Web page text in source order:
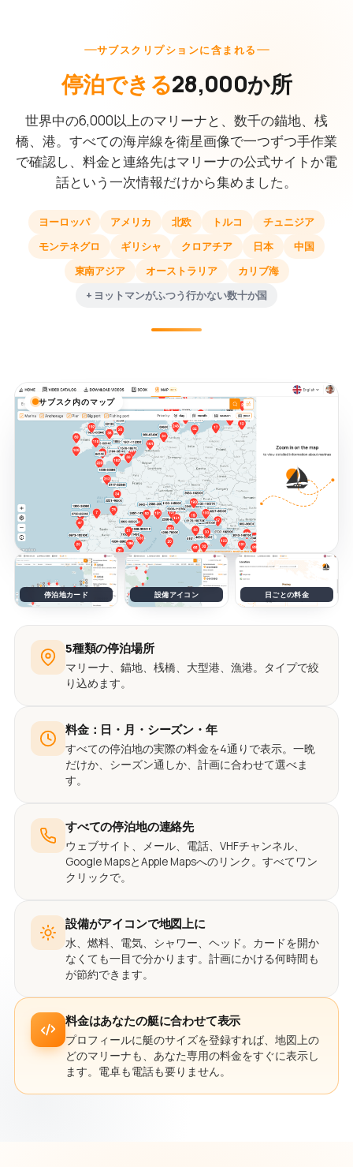
サブスクリプションに含まれる
停泊できる28,000か所
世界中の6,000以上のマリーナと、数千の錨地、桟
橋、港。すべての海岸線を衛星画像で一つずつ手作業
で確認し、料金と連絡先はマリーナの公式サイトか電
話という一次情報だけから集めました。
ヨーロッパ アメリカ 北欧 トルコ
チュニジア
モンテネグロ
ギリシャ クロアチア 日本
中国
東南アジア
オーストラリア
カリブ海
+ ヨットマンがふつう行かない数十か国
サブスク内のマップ
停泊地カード 設備アイコン 日ごとの料金
5種類の停泊場所
マリーナ、錨地、桟橋、大型港、漁港。タイプで絞
り込めます。
料金：日・月・シーズン・年
すべての停泊地の実際の料金を4通りで表示。一晩
だけか、シーズン通しか、計画に合わせて選べま
す。
すべての停泊地の連絡先
ウェブサイト、メール、電話、VHFチャンネル、
Google MapsとApple Mapsへのリンク。すべてワン
クリックで。
設備がアイコンで地図上に
水、燃料、電気、シャワー、ヘッド。カードを開か
なくても一目で分かります。計画にかける何時間も
が節約できます。
料金はあなたの艇に合わせて表示
プロフィールに艇のサイズを登録すれば、地図上の
どのマリーナも、あなた専用の料金をすぐに表示し
ます。電卓も電話も要りません。